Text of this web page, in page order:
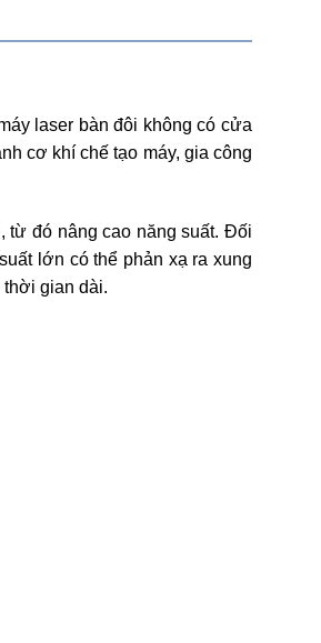
laser bàn đôi không có cửa
cơ khí chế tạo máy, gia công
từ đó nâng cao năng suất. Đối
lớn có thể phản xạ ra xung
gian dài.